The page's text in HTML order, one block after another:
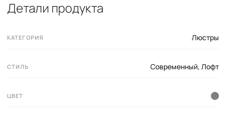
Детали продукта
КАТЕГОРИЯ Люстры
СТИЛЬ Современный, Лофт
ЦВЕТ